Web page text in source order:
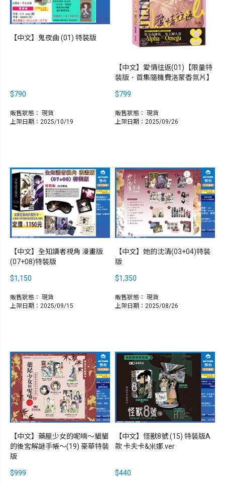
【中文】鬼夜曲 (01) 特裝版
$790
販售狀態： 現貨
上架日期：2025/10/19
【中文】愛情往返(01)【限量特
裝版．首集隨機費洛蒙香氛片】
$799
販售狀態： 現貨
上架日期：2025/09/26
【中文】全知讀者視角 漫畫版
(07+08)特裝版
$1,150
販售狀態： 現貨
上架日期：2025/09/15
【中文】她的沈清(03+04)特裝
版
$1,350
販售狀態： 現貨
上架日期：2025/08/26
【中文】藥屋少女的呢喃～貓貓
的後宮解謎手帳～(19) 豪華特裝
版
$999
【中文】怪獸8號 (15) 特裝版A
款 卡夫卡&米娜.ver
$440